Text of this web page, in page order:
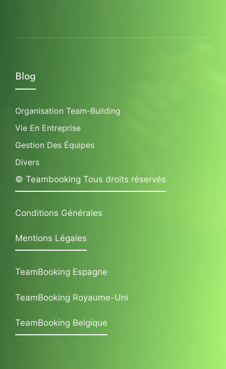
Blog
Organisation Team-Building
Vie En Entreprise
Gestion Des Équipes
Divers
© Teambooking Tous droits réservés
Conditions Générales
Mentions Légales
TeamBooking Espagne
TeamBooking Royaume-Uni
TeamBooking Belgique